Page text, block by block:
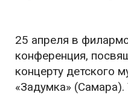
Неделя Тольятти
25 апреля в
конференция,
концерту детского
«Задумка»